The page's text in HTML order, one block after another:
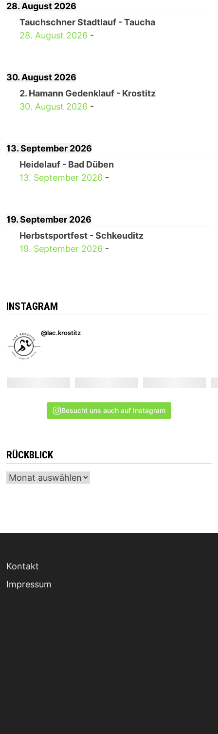
28. August 2026
Tauchschner Stadtlauf - Taucha
28. August 2026 -
30. August 2026
2. Hamann Gedenklauf - Krostitz
30. August 2026 -
13. September 2026
Heidelauf - Bad Düben
13. September 2026 -
19. September 2026
Herbstsportfest - Schkeuditz
19. September 2026 -
INSTAGRAM
@lac.krostitz
Besucht uns auch auf Instagram
RÜCKBLICK
Archiv
Kontakt
Impressum